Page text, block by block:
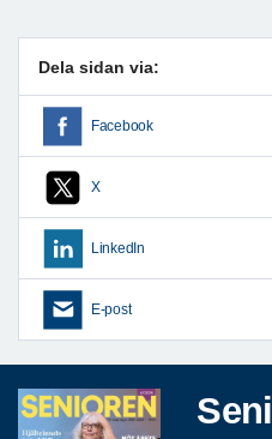
Dela sidan via:
Facebook
X
LinkedIn
E-post